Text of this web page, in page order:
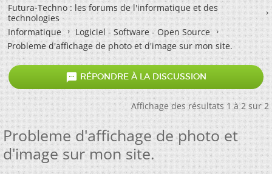
Futura-Techno : les forums de l'informatique et des
technologies
Informatique
Logiciel - Software - Open Source
Probleme d'affichage de photo et d'image sur mon site.
 RÉPONDRE À LA DISCUSSION
Affichage des résultats 1 à 2 sur 2
Probleme d'affichage de photo et
d'image sur mon site.